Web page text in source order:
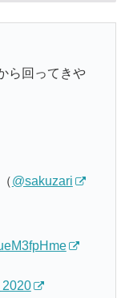
ら回ってきや
@sakuzari
2020